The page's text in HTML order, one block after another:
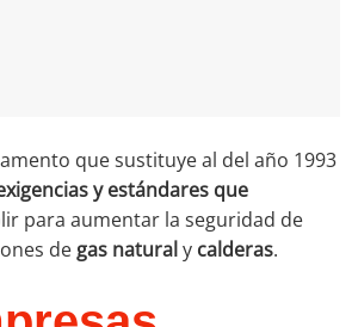
que sustituye al del año 1993
y estándares que
para aumentar la seguridad de
de gas naturaly calderas.